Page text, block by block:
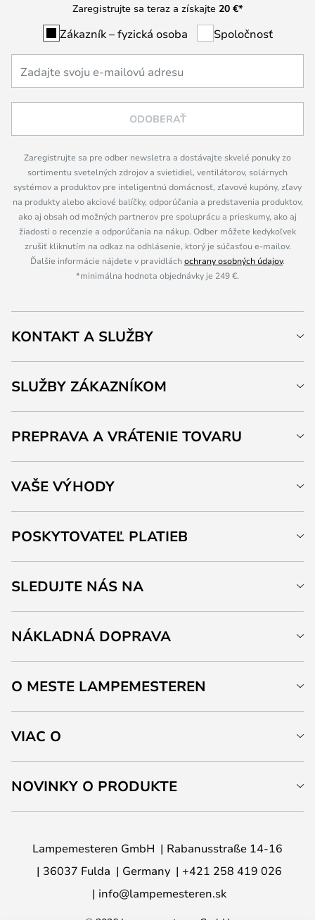
Zaregistrujte sa teraz a získajte 20 €*
Zákazník – fyzická osoba Spoločnosť
ODOBERAŤ
Zaregistrujte sa pre odber newsletra a dostávajte skvelé ponuky zo
sortimentu svetelných zdrojov a svietidiel, ventilátorov, solárnych
systémov a produktov pre inteligentnú domácnosť, zľavové kupóny, zľavy
na produkty alebo akciové balíčky, odporúčania a predstavenia produktov,
ako aj obsah od možných partnerov pre spoluprácu a prieskumy, ako aj
žiadosti o recenzie a odporúčania na nákup. Odber môžete kedykoľvek
zrušiť kliknutím na odkaz na odhlásenie, ktorý je súčasťou e-mailov.
Ďalšie informácie nájdete v pravidláchochrany osobných údajov.
*minimálna hodnota objednávky je 249 €.
KONTAKT A SLUŽBY
SLUŽBY ZÁKAZNÍKOM
PREPRAVA A VRÁTENIE TOVARU
VAŠE VÝHODY
POSKYTOVATEĽ PLATIEB
SLEDUJTE NÁS NA
NÁKLADNÁ DOPRAVA
O MESTE LAMPEMESTEREN
VIAC O
NOVINKY O PRODUKTE
Lampemesteren GmbH
Rabanusstraße 14-16
36037 Fulda
Germany
+421 258 419 026
info@lampemesteren.sk